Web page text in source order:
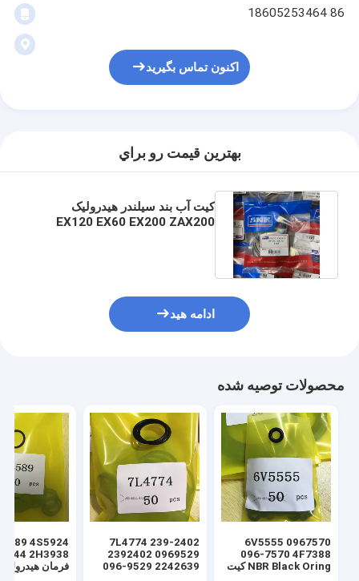
86 18605253464
اکنون تماس بگیرید
بهترين قيمت رو براي
کیت آب بند سیلندر هیدرولیک
EX120 EX60 EX200 ZAX200
ادامه هید
محصولات توصیه شده
6V5555 0967570
096-7570 4F7388
NBR Black Oring کیت
7L4774 239-2402
2392402 0969529
096-9529 2242639
فرمان